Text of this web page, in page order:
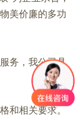
美价廉的多功
务，我公司具
和相关要求。